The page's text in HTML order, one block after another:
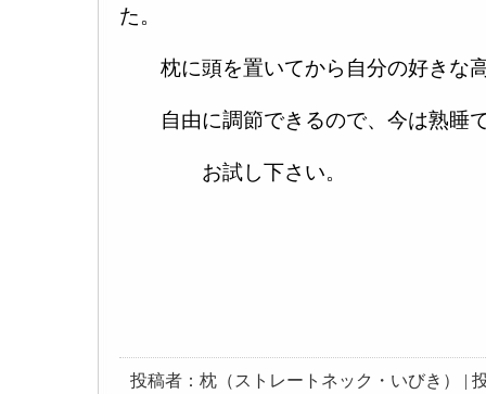
た。
枕に頭を置いてから自分の好きな
自由に調節できるので、今は熟睡
お試し下さい。
投稿者：枕（ストレートネック・いびき） |